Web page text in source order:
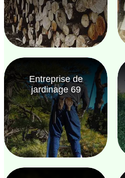
Entreprise de
jardinage 69